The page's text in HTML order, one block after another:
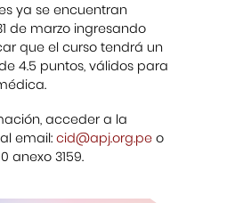
ya se encuentran
de marzo ingresando
que el curso tendrá un
4.5 puntos, válidos para
acceder a la
email:cid@apj.org.peo
anexo 3159.